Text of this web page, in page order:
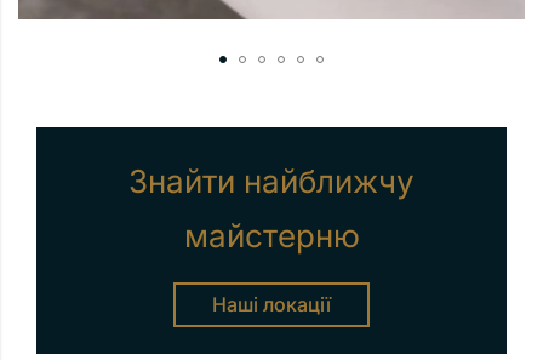
Знайти найближчу
майстерню
Наші локації